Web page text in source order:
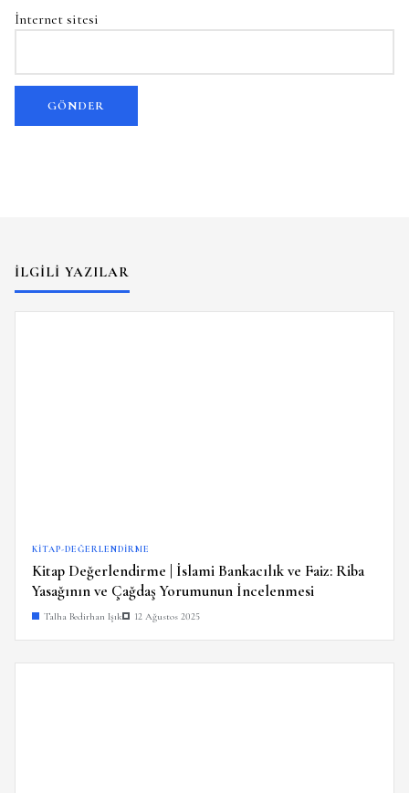
İnternet sitesi
İLGILI YAZILAR
KITAP-DEĞERLENDIRME
Kitap Değerlendirme | İslami Bankacılık ve Faiz: Riba
Yasağının ve Çağdaş Yorumunun İncelenmesi
Talha Bedirhan Işık 12 Ağustos 2025